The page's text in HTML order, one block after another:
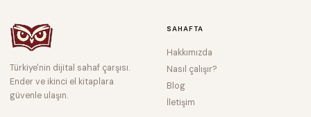
Türkiye'nin dijital sahaf çarşısı.
Ender ve ikinci el kitaplara
güvenle ulaşın.
SAHAFTA
Hakkımızda
Nasıl çalışır?
Blog
İletişim